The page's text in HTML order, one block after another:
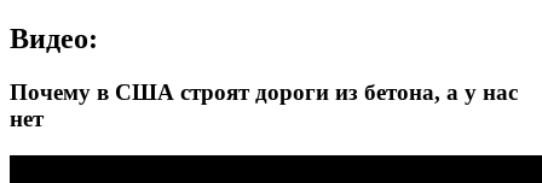
Видео:
Почему в США строят дороги из бетона, а у нас
нет